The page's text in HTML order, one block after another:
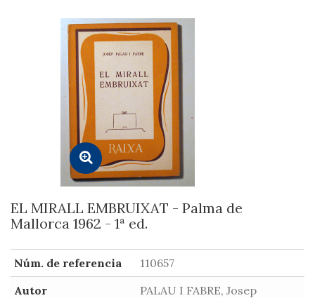
EL MIRALL EMBRUIXAT - Palma de
Mallorca 1962 - 1ª ed.
Núm. de referencia
110657
Autor
PALAU I FABRE, Josep